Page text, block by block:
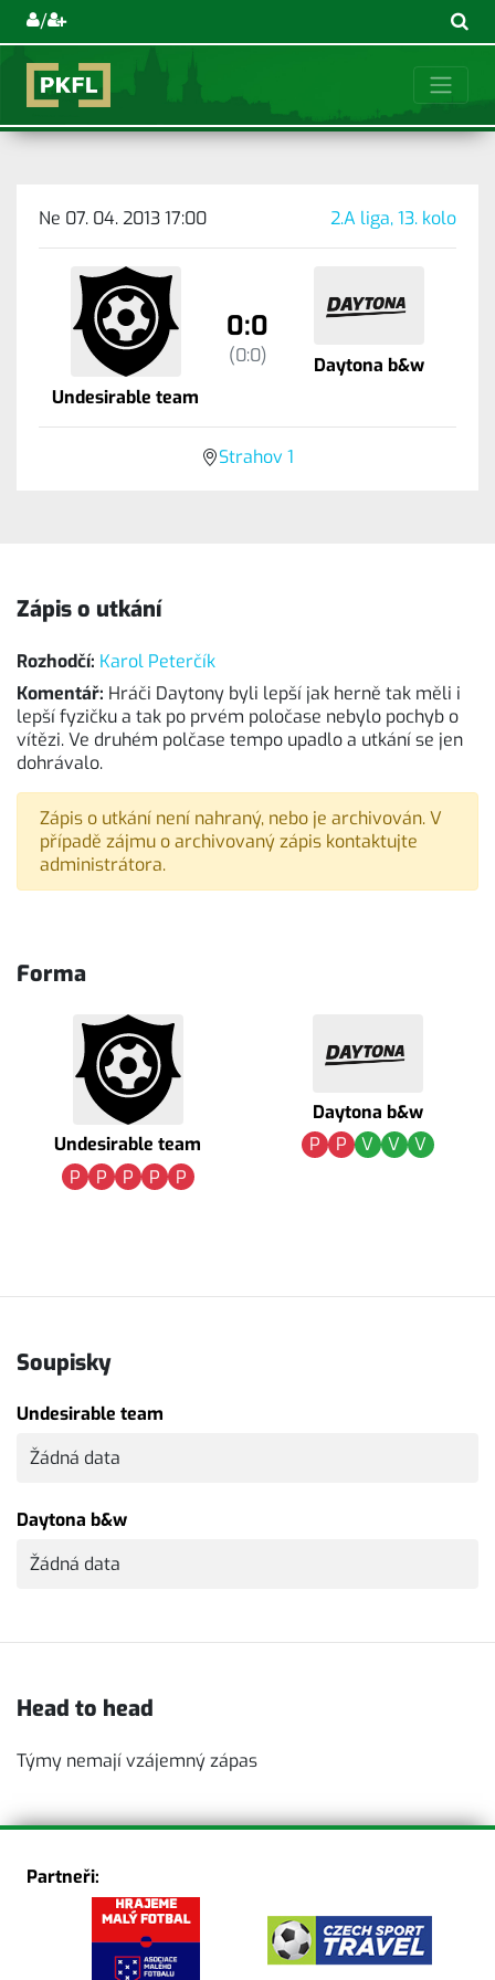
/
Ne 07. 04. 2013 17:00 2.A liga, 13. kolo
Undesirable team
0:0
(0:0) Daytona b&w
Strahov 1
Zápis o utkání
Rozhodčí: Karol Peterčík
Komentář: Hráči Daytony byli lepší jak herně tak měli i
lepší fyzičku a tak po prvém poločase nebylo pochyb o
vítězi. Ve druhém polčase tempo upadlo a utkání se jen
dohrávalo.
Zápis o utkání není nahraný, nebo je archivován. V
případě zájmu o archivovaný zápis kontaktujte
administrátora.
Forma
Undesirable team
P
P P P P
Daytona b&w
P
P V V V
Soupisky
Undesirable team
Žádná data
Daytona b&w
Žádná data
Head to head
Týmy nemají vzájemný zápas
Partneři: